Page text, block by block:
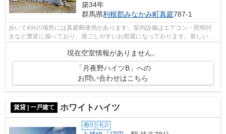
築34年
群馬県利根郡みなかみ町真庭787-1
歩いて4分の場所には真庭郵便局があります。室内設備はエアコン・照明付
きなど豊富に揃っており、過ごしやすいお部屋になっております。新しい生
現在空室情報がありません。
「月夜野ハイツB」への
お問い合わせはこちら
賃貸 | 一戸建て ホワイトハイツ
敷0 礼0